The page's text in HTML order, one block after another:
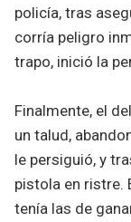
policía, tras
corría peligro
trapo, inició la
Finalmente, el
un talud,
le persiguió, y
pistola en ristre.
tenía las de